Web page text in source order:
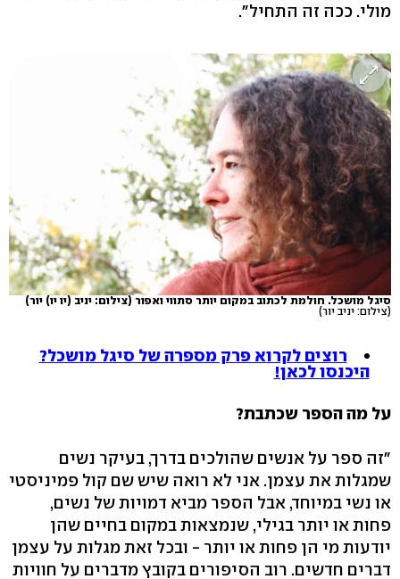
מולי. ככה זה התחיל".
סיגל מושכל. חולמת לכתוב במקום יותר סתווי ואפור (צילום: יניב (יו יו) יור)
(צילום: יניב יור)
רוצים לקרוא פרק מספרה של סיגל מושכל?
היכנסו לכאן!
על מה הספר שכתבת?
"זה ספר על אנשים שהולכים בדרך, בעיקר נשים
שמגלות את עצמן. אני לא רואה שיש שם קול פמיניסטי
או נשי במיוחד, אבל הספר מביא דמויות של נשים,
פחות או יותר בגילי, שנמצאות במקום בחיים שהן
יודעות מי הן פחות או יותר - ובכל זאת מגלות על עצמן
דברים חדשים. רוב הסיפורים בקובץ מדברים על חוויות